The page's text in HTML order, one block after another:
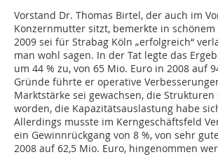
Vorstand Dr. Thomas Birtel, der auch im
Konzernmutter sitzt, bemerkte in
2009 sei für Strabag Köln „erfolgreich“
man wohl sagen. In der Tat legte das
um 44 % zu, von 65 Mio. Euro in 2008 auf
Gründe führte er operative
Marktstärke sei gewachsen, die
worden, die Kapazitätsauslastung habe
Allerdings musste im Kerngeschäftsfeld
ein Gewinnrückgang von 8 %, von sehr
2008 auf 62,5 Mio. Euro, hingenommen